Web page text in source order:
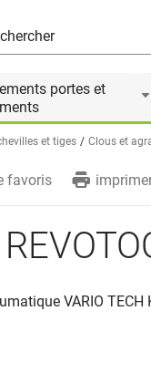
portes et
et tiges Clous et
favoris
VARIO TECH